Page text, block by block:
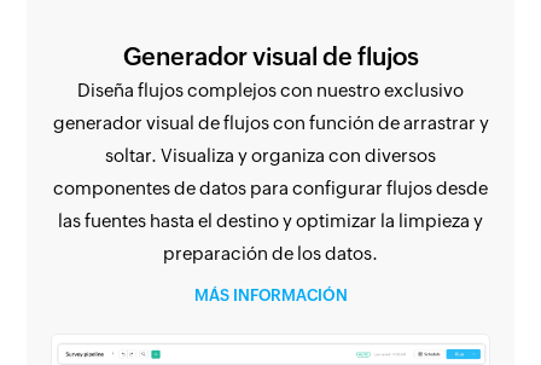
Generador visual de flujos
Diseña flujos complejos con nuestro exclusivo
generador visual de flujos con función de arrastrar y
soltar. Visualiza y organiza con diversos
componentes de datos para configurar flujos desde
las fuentes hasta el destino y optimizar la limpieza y
preparación de los datos.
MÁS INFORMACIÓN